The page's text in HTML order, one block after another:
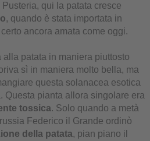
qui la patata cresce
, quando è stata importata in
ancora amata come oggi.
patata in maniera piuttosto
sì in maniera molto bella, ma
questa solanacea esotica
Questa pianta allora singolare era
tossica. Solo quando a metà
Federico il Grande ordinò
della patata, pian piano il